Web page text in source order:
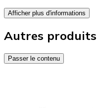
Afficher plus d'informations
Autres produits
Passer le contenu